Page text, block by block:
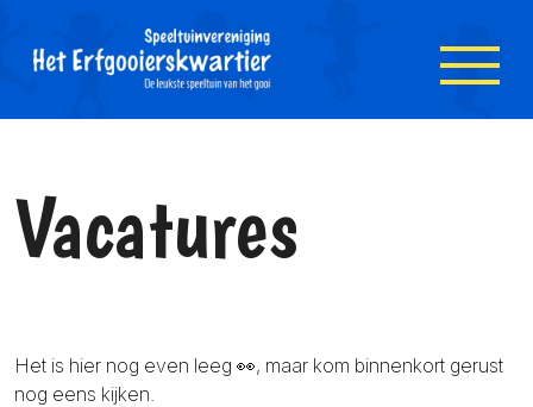
Vacatures
Het is hier nog even leeg 👀, maar kom binnenkort gerust
nog eens kijken.